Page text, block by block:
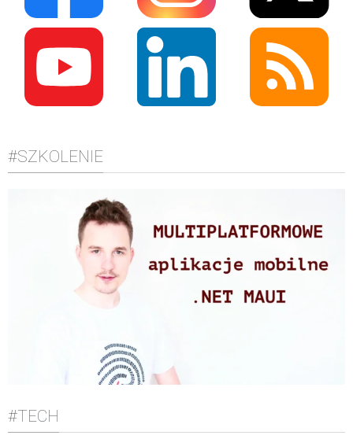
PO GODZINACH
KONTAKT
#SZKOLENIE
#TECH